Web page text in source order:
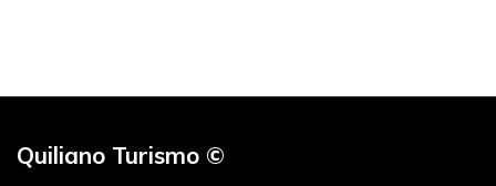
Quiliano Turismo ©